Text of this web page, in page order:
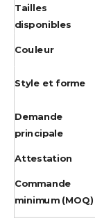
Tailles
disponibles
Couleur
Style et forme
Demande
principale
Attestation
Commande
minimum (MOQ)